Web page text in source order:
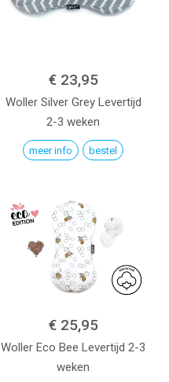
€ 23,95
Woller Silver Grey Levertijd
2-3 weken
meer info bestel
€ 25,95
Woller Eco Bee Levertijd 2-3
weken